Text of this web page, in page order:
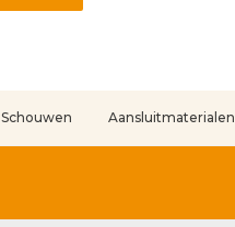
Schouwen Aansluitmaterialen